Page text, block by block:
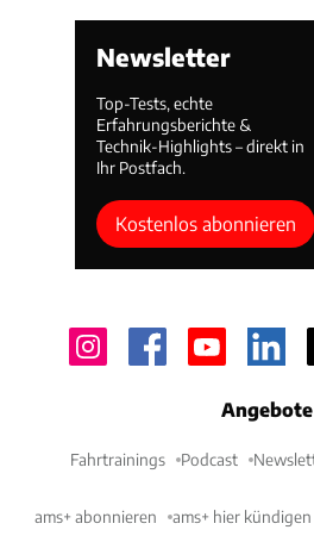
Newsletter
Top-Tests, echte
Erfahrungsberichte &
Technik-Highlights – direkt in
Ihr Postfach.
Kostenlos abonnieren
Angebote
Fahrtrainings Podcast
ams+ abonnieren ams+ hier kündigen